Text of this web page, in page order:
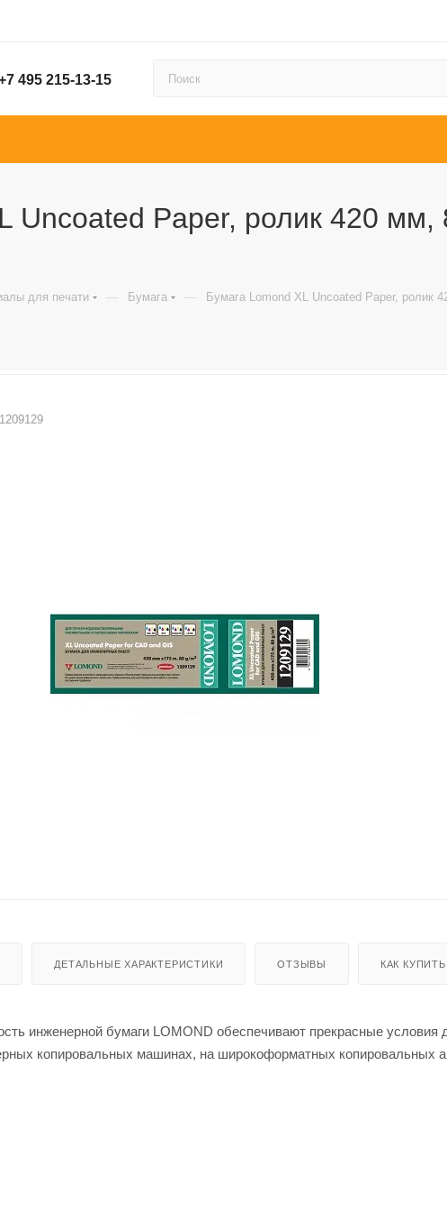
495 215-13-15
Uncoated Paper, ролик 420 мм,
для печати — Бумага — Бумага Lomond XL Uncoated Paper, ролик
1209129
ДЕТАЛЬНЫЕ ХАРАКТЕРИСТИКИ ОТЗЫВЫ КАК КУПИТЬ
инженерной бумаги LOMOND обеспечивают прекрасные условия
копировальных машинах, на широкоформатных копировальных